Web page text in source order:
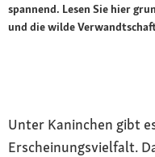
spannend. Lesen Sie hier
und die wilde
Unter Kaninchen gibt
Erscheinungsvielfalt.